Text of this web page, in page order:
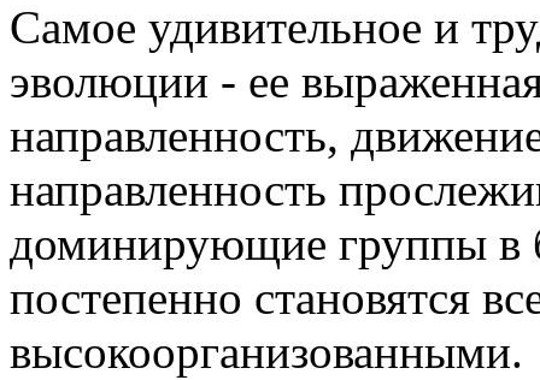
Самое удивительное и
эволюции - ее
направленность,
направленность
доминирующие группы в
постепенно становятся
высокоорганизованными.